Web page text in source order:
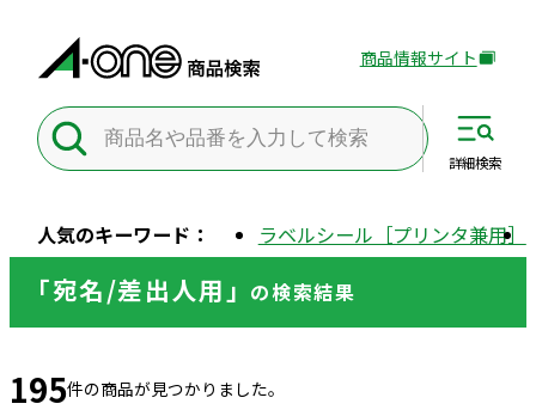
外
サ
別
ン
商品情報サイト
人気のキーワード： ラベルシール［プリンタ兼用］
詳細検索
「宛名/差出人用」 の検索結果
195件の商品が見つかりました。